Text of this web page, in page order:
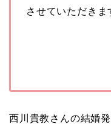
させていただきま
西川貴教さんの結婚